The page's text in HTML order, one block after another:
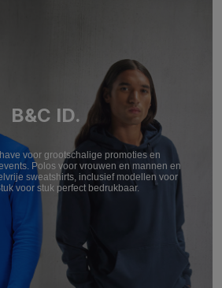
B&C ID.
voor grootschalige promoties en
Polos voor vrouwen en mannen en
sweatshirts, inclusief modellen voor
voor stuk perfect bedrukbaar.